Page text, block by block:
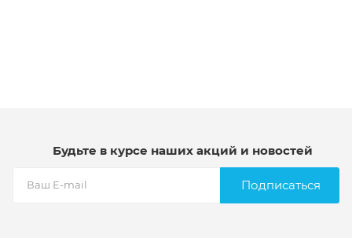
Будьте в курсе наших акций и новостей
Подписаться